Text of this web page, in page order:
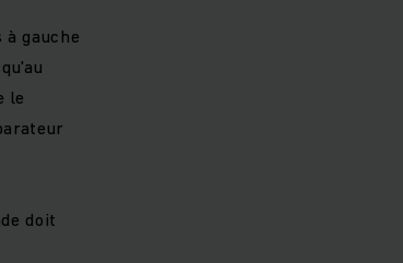
gauche
le
doit